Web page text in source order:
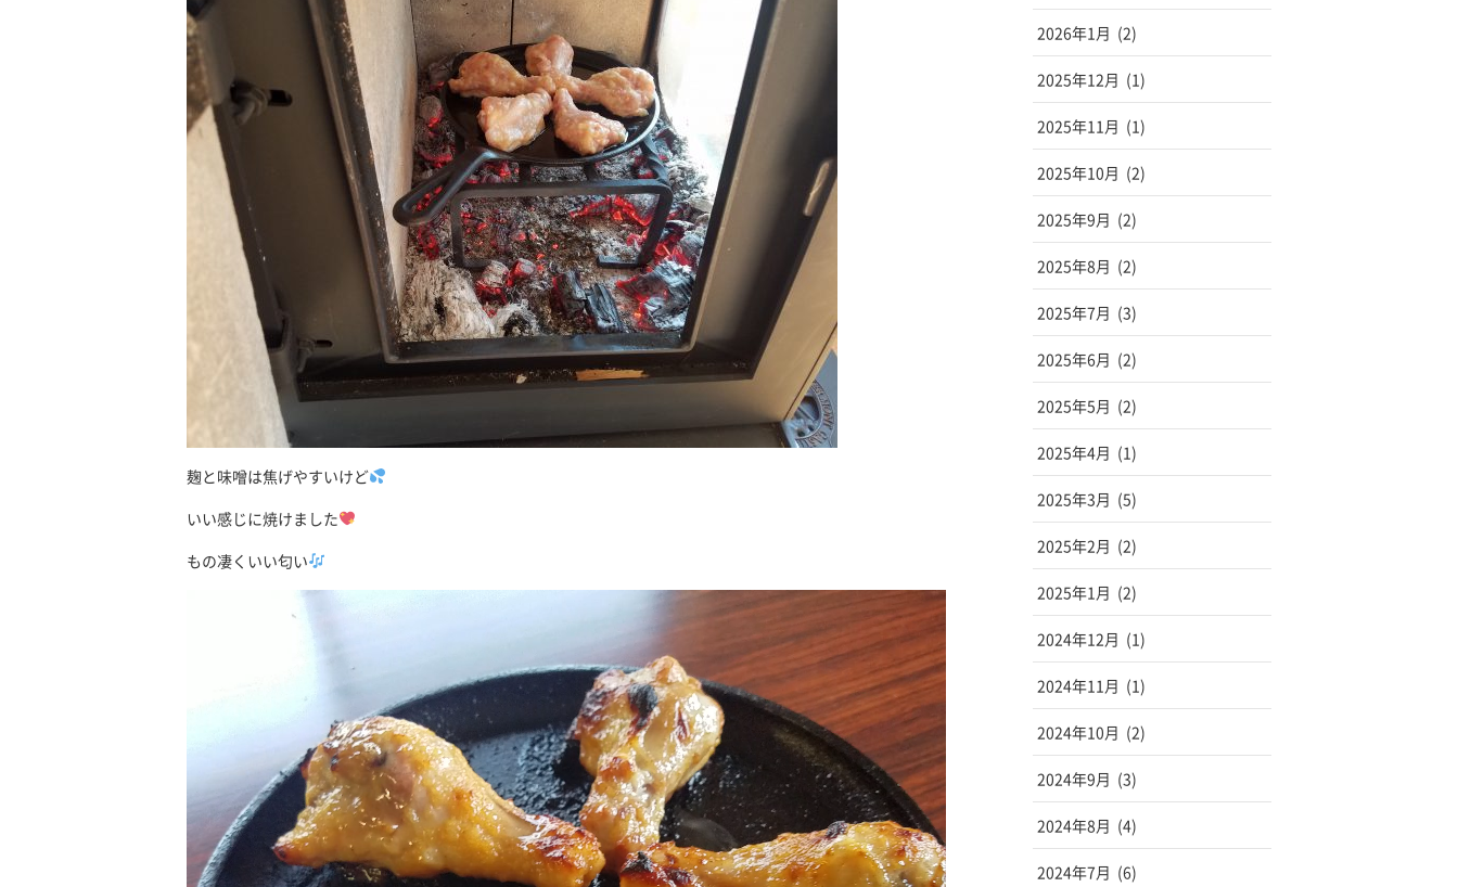
麹と味噌は焦げやすいけど
いい感じに焼けました
もの凄くいい匂い
2026年1月 (2)
2025年12月 (1)
2025年11月 (1)
2025年10月 (2)
2025年9月 (2)
2025年8月 (2)
2025年7月 (3)
2025年6月 (2)
2025年5月 (2)
2025年4月 (1)
2025年3月 (5)
2025年2月 (2)
2025年1月 (2)
2024年12月 (1)
2024年11月 (1)
2024年10月 (2)
2024年9月 (3)
2024年8月 (4)
2024年7月 (6)